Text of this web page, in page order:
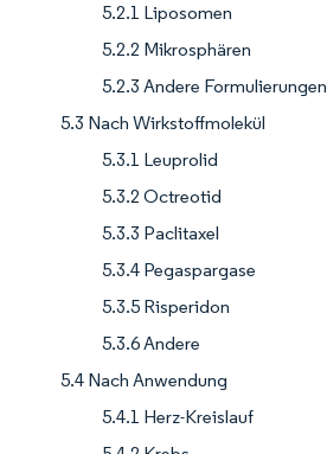
5.2.1 Liposomen
5.2.2 Mikrosphären
5.2.3 Andere Formulierungen
5.3 Nach Wirkstoffmolekül
5.3.1 Leuprolid
5.3.2 Octreotid
5.3.3 Paclitaxel
5.3.4 Pegaspargase
5.3.5 Risperidon
5.3.6 Andere
5.4 Nach Anwendung
5.4.1 Herz-Kreislauf